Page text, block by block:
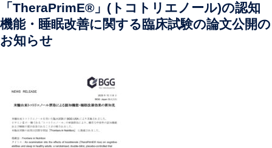
「TheraPrimE®」(トコトリエノール)の認知
機能・睡眠改善に関する臨床試験の論文公開の
お知らせ